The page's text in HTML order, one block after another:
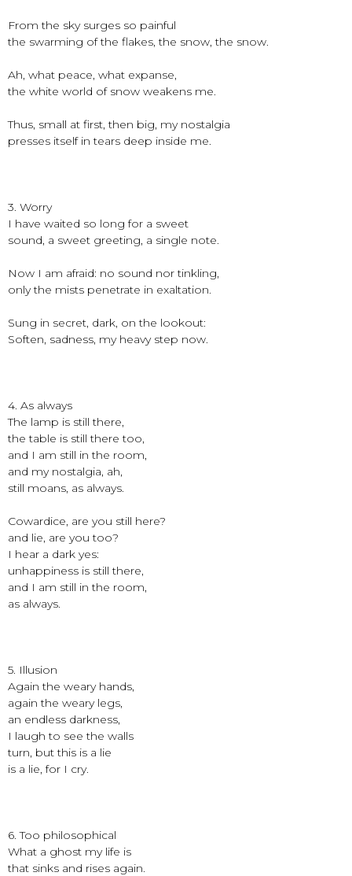
From the sky surges so painful
the swarming of the flakes, the snow, the snow.
Ah, what peace, what expanse,
the white world of snow weakens me.
Thus, small at first, then big, my nostalgia
presses itself in tears deep inside me.
3. Worry
I have waited so long for a sweet
sound, a sweet greeting, a single note.
Now I am afraid: no sound nor tinkling,
only the mists penetrate in exaltation.
Sung in secret, dark, on the lookout:
Soften, sadness, my heavy step now.
4. As always
The lamp is still there,
the table is still there too,
and I am still in the room,
and my nostalgia, ah,
still moans, as always.
Cowardice, are you still here?
and lie, are you too?
I hear a dark yes:
unhappiness is still there,
and I am still in the room,
as always.
5. Illusion
Again the weary hands,
again the weary legs,
an endless darkness,
I laugh to see the walls
turn, but this is a lie
is a lie, for I cry.
6. Too philosophical
What a ghost my life is
that sinks and rises again.